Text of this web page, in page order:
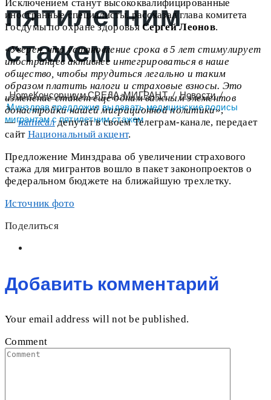
пятилетним
стажем
HomeКонсорциум СРЕДА-МИГРАНТ/Новости/
Минздрав предложил выдавать медицинские полисы
мигрантам с пятилетним стажем
Исключением станут высококвалифицированные
иностранные специалисты, рассказал глава комитета
Госдумы по охране здоровьяСергей Леонов.
«Уверен, что установление срока в 5 лет стимулирует
иностранцев активнее интегрироваться в наше
общество, чтобы трудиться легально и таким
образом платить налоги и страховые взносы. Это
изменение станет ещё одним важным элементов
донастройки нашей миграционной политики»,
—написалдепутат в своем Телеграм-канале, передает
сайт Национальный акцент.
Предложение Минздрава об увеличении страхового
стажа для мигрантов вошло в пакет законопроектов о
федеральном бюджете на ближайшую трехлетку.
Источник фото
Поделиться
Добавить комментарий
Your email address will not be published.
Comment